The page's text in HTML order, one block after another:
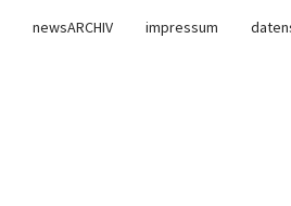
newsARCHIV impressum